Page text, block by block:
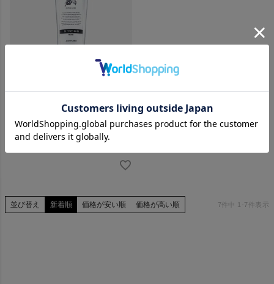
FRAGRANCE CAFE ルーム・
ファブリック フレグランススプ
レー BLESSED RAIN | WOOD
並び替え 新着順 価格が安い順 価格が高い順 7件中 1 -7 件表示